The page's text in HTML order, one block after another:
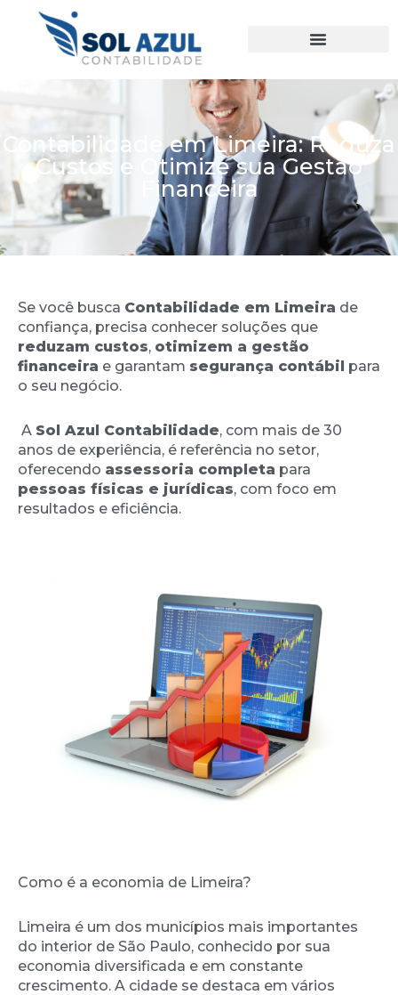
Contabilidade em Limeira: Reduza
Custos e Otimize sua Gestão
Financeira
Se você busca Contabilidade em Limeira de
confiança, precisa conhecer soluções que
reduzam custos, otimizem a gestão
financeira e garantam segurança contábil para
o seu negócio.
A Sol Azul Contabilidade, com mais de 30
anos de experiência, é referência no setor,
oferecendo assessoria completa para
pessoas físicas e jurídicas, com foco em
resultados e eficiência.
Como é a economia de Limeira?
Limeira é um dos municípios mais importantes
do interior de São Paulo, conhecido por sua
economia diversificada e em constante
crescimento. A cidade se destaca em vários